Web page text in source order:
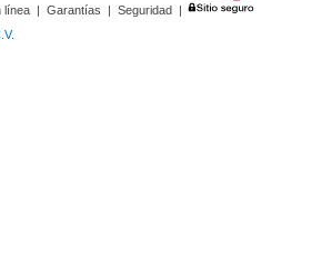
línea | Garantías | Seguridad |